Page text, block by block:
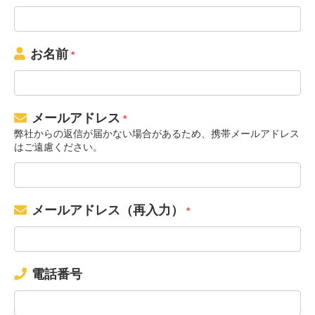
お名前 *
メールアドレス *
弊社からの返信が届かない場合があるため、携帯メールアドレス
はご遠慮ください。
メールアドレス（再入力） *
電話番号